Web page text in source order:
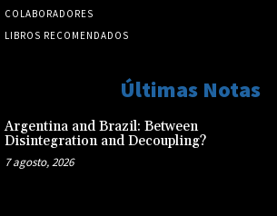
COLABORADORES
LIBROS RECOMENDADOS
Últimas Notas
Argentina and Brazil: Between
Disintegration and Decoupling?
7 agosto, 2026